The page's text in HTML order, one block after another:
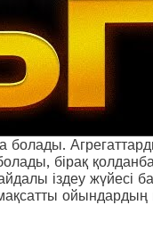
бірақ
іздеу жүйесі